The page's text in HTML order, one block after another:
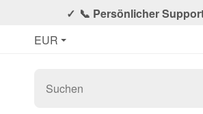
📞 Persönlicher
EUR